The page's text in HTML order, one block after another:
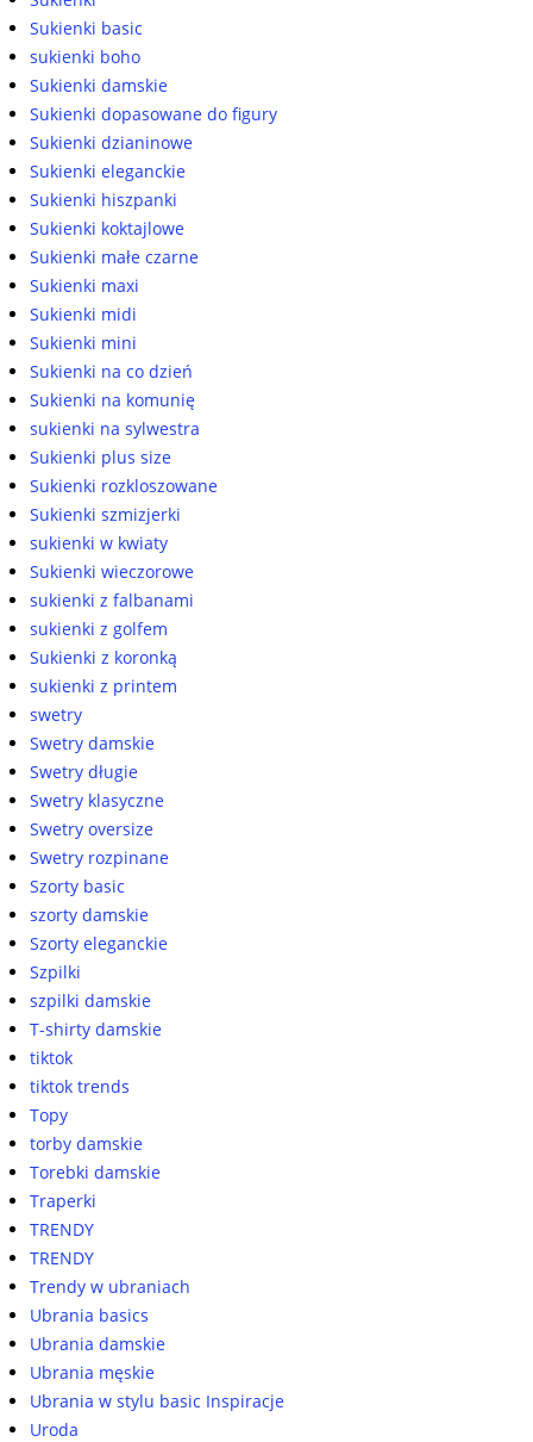
Sukienki basic
sukienki boho
Sukienki damskie
Sukienki dopasowane do figury
Sukienki dzianinowe
Sukienki eleganckie
Sukienki hiszpanki
Sukienki koktajlowe
Sukienki małe czarne
Sukienki maxi
Sukienki midi
Sukienki mini
Sukienki na co dzień
Sukienki na komunię
sukienki na sylwestra
Sukienki plus size
Sukienki rozkloszowane
Sukienki szmizjerki
sukienki w kwiaty
Sukienki wieczorowe
sukienki z falbanami
sukienki z golfem
Sukienki z koronką
sukienki z printem
swetry
Swetry damskie
Swetry długie
Swetry klasyczne
Swetry oversize
Swetry rozpinane
Szorty basic
szorty damskie
Szorty eleganckie
Szpilki
szpilki damskie
T-shirty damskie
tiktok
tiktok trends
Topy
torby damskie
Torebki damskie
Traperki
TRENDY
TRENDY
Trendy w ubraniach
Ubrania basics
Ubrania damskie
Ubrania męskie
Ubrania w stylu basic Inspiracje
Uroda